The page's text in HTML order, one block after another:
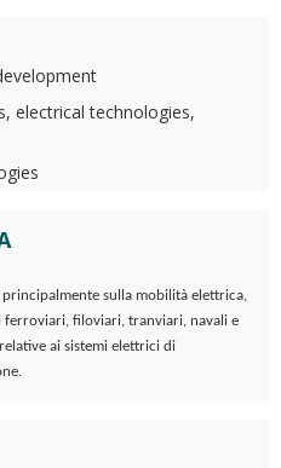
electrical technologies,
sulla mobilità elettrica,
filoviari, tranviari, navali e
ai sistemi elettrici di